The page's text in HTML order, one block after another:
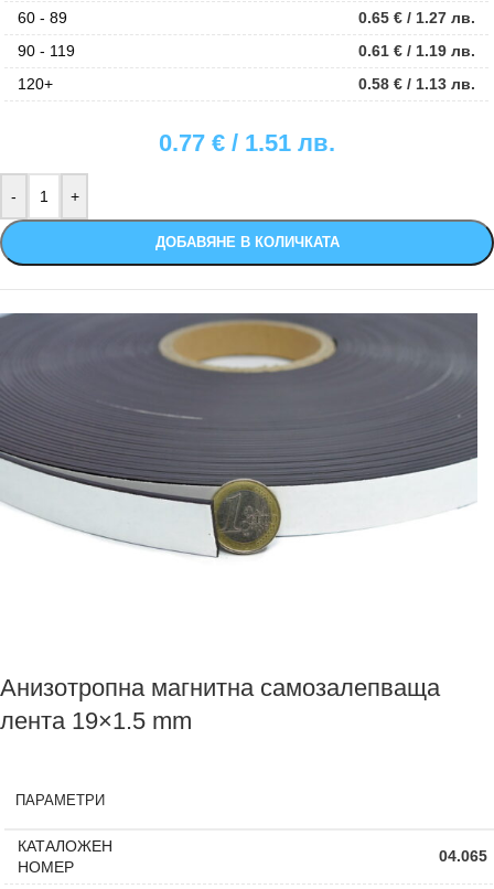
60 - 89 0.65€ / 1.27 лв.
90 - 119
0.61€ / 1.19 лв.
120+
0.58€ / 1.13 лв.
0.77 € / 1.51 лв.
ДОБАВЯНЕ В КОЛИЧКАТА
Анизотропна магнитна самозалепваща
лента 19×1.5 mm
ПАРАМЕТРИ
КАТАЛОЖЕН
НОМЕР
04.065